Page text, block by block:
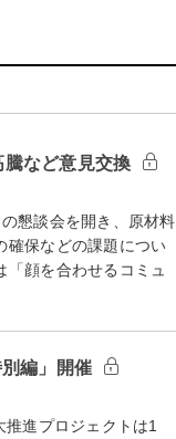
など意見交換
懇談会を開き、原材料
確保などの課題につい
顔を合わせるコミュ
編」開催
進プロジェクトは1